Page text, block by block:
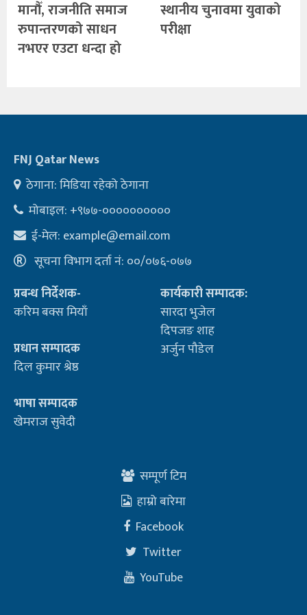
मानौँ, राजनीति समाज
रुपान्तरणको साधन
नभएर एउटा धन्दा हो
स्थानीय चुनावमा युवाको
परीक्षा
FNJ Qatar News
ठेगाना: मिडिया रहेको ठेगाना
मोबाइल: +९७७-००००००००००
ई-मेल: example@email.com
सूचना विभाग दर्ता नं: ००/०७६-०७७
प्रबन्ध निर्देशक-
करिम बक्स मियाँ
प्रधान सम्पादक
दिल कुमार श्रेष्ठ
भाषा सम्पादक
खेमराज सुवेदी
कार्यकारी सम्पादक:
सारदा भुजेल
दिपजङ शाह
अर्जुन पौडेल
सम्पूर्ण टिम
हाम्रो बारेमा
Facebook
Twitter
YouTube